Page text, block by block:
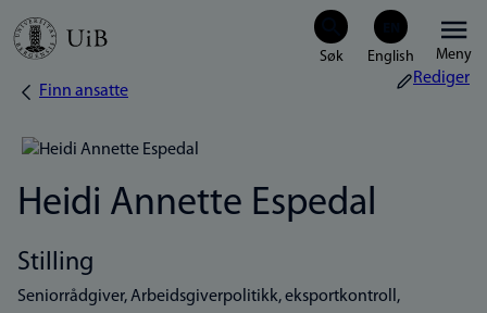
Hopp
Meny
Navigasjonssti
Finn ansatte
Rediger
Heidi Annette Espedal
Stilling
Seniorrådgiver, Arbeidsgiverpolitikk, eksportkontroll,